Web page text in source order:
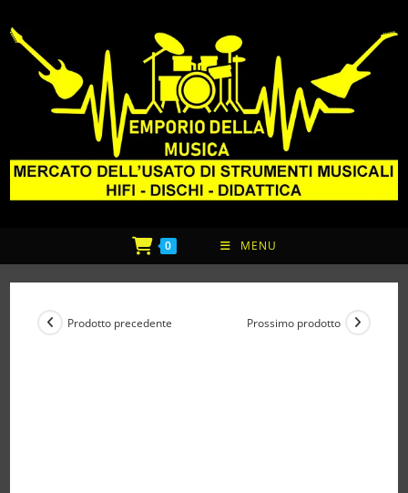
0 MENU
Prodotto precedente Prossimo prodotto